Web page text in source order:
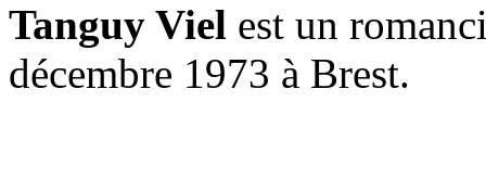
Tanguy Viel est un
décembre 1973 à Brest.